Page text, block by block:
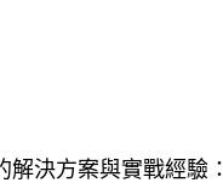
解決方案與實戰經驗：